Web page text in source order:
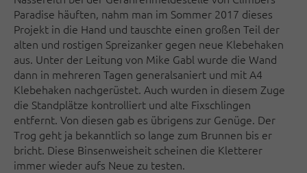
Paradise häuften, nahm man im Sommer 2017 dieses
Projekt in die Hand und tauschte einen großen Teil der
alten und rostigen Spreizanker gegen neue Klebehaken
aus. Unter der Leitung von Mike Gabl wurde die Wand
dann in mehreren Tagen generalsaniert und mit A4
Klebehaken nachgerüstet. Auch wurden in diesem Zuge
die Standplätze kontrolliert und alte Fixschlingen
entfernt. Von diesen gab es übrigens zur Genüge. Der
Trog geht ja bekanntlich so lange zum Brunnen bis er
bricht. Diese Binsenweisheit scheinen die Kletterer
immer wieder aufs Neue zu testen.